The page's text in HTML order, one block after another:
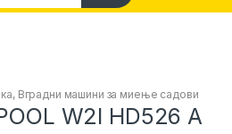
, Вградни машини за миење садови
W2I HD526 A